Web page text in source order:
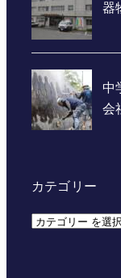
カテゴリー
カ